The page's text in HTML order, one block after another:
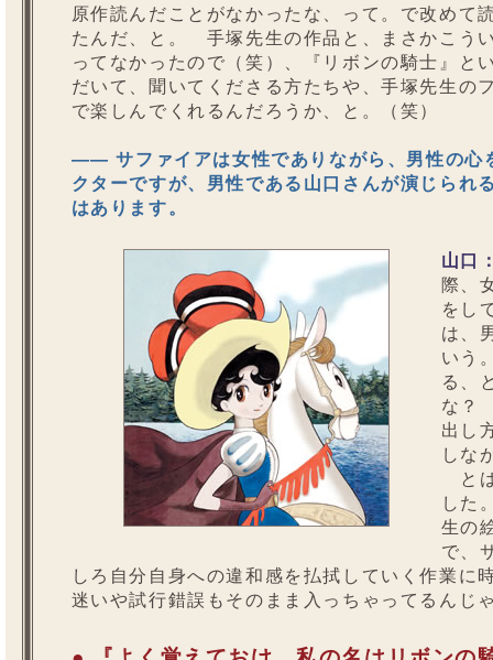
原作読んだことがなかったな、って。で改めて
たんだ、と。 手塚先生の作品と、まさかこう
ってなかったので（笑）、『リボンの騎士』と
だいて、聞いてくださる方たちや、手塚先生の
で楽しんでくれるんだろうか、と。（笑）
—— サファイアは女性でありながら、男性の心
クターですが、男性である山口さんが演じら
はあります。
山口
際、
をし
は、
いう
る、
な？
出し
しな
と
した
生の
で、
しろ自分自身への違和感を払拭していく作業に
迷いや試行錯誤もそのまま入っちゃってるんじ